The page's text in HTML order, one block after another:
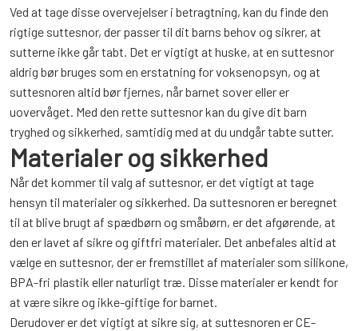
Ved at tage disse overvejelser i betragtning, kan du finde den
rigtige suttesnor, der passer til dit barns behov og sikrer, at
sutterne ikke går tabt. Det er vigtigt at huske, at en suttesnor
aldrig bør bruges som en erstatning for voksenopsyn, og at
suttesnoren altid bør fjernes, når barnet sover eller er
uovervåget. Med den rette suttesnor kan du give dit barn
tryghed og sikkerhed, samtidig med at du undgår tabte sutter.
Materialer og sikkerhed
Når det kommer til valg af suttesnor, er det vigtigt at tage
hensyn til materialer og sikkerhed. Da suttesnoren er beregnet
til at blive brugt af spædbørn og småbørn, er det afgørende, at
den er lavet af sikre og giftfri materialer. Det anbefales altid at
vælge en suttesnor, der er fremstillet af materialer som silikone,
BPA-fri plastik eller naturligt træ. Disse materialer er kendt for
at være sikre og ikke-giftige for barnet.
Derudover er det vigtigt at sikre sig, at suttesnoren er CE-